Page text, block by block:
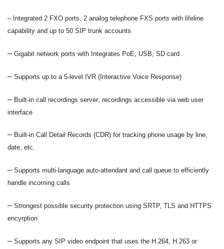
– Integrated 2 FXO ports, 2 analog telephone FXS ports with lifeline
capability and up to 50 SIP trunk accounts
– Gigabit network ports with Integrates PoE, USB, SD card
– Supports up to a 5-level IVR (Interactive Voice Response)
– Built-in call recordings server; recordings accessible via web user
interface
– Built-in Call Detail Records (CDR) for tracking phone usage by line,
date, etc.
– Supports multi-language auto-attendant and call queue to efficiently
handle incoming calls
– Strongest possible security protection using SRTP, TLS and HTTPS
encyrption
– Supports any SIP video endpoint that uses the H.264, H.263 or